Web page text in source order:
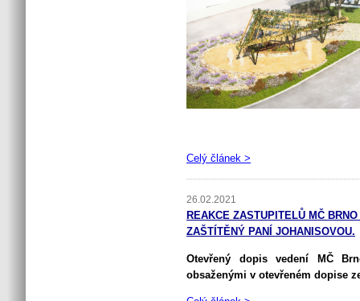
Celý článek >
26.02.2021
REAKCE ZASTUPITELŮ MČ
ZAŠTÍTĚNÝ PANÍ JOHANISOVOU.
Otevřený dopis vedení MČ
obsaženými v otevřeném dopise